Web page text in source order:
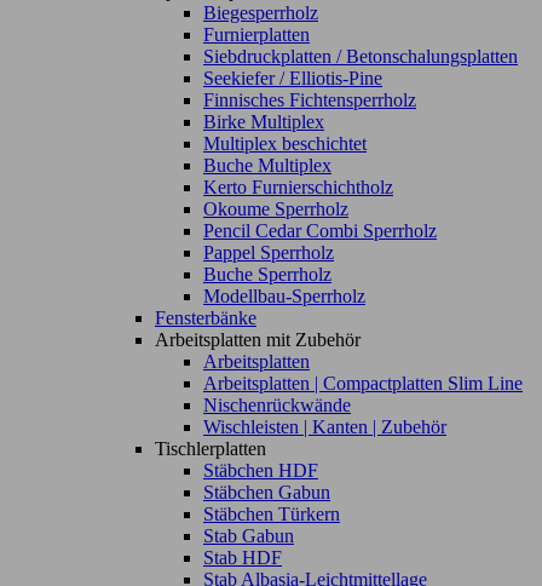
Biegesperrholz
Furnierplatten
Siebdruckplatten / Betonschalungsplatten
Seekiefer / Elliotis-Pine
Finnisches Fichtensperrholz
Birke Multiplex
Multiplex beschichtet
Buche Multiplex
Kerto Furnierschichtholz
Okoume Sperrholz
Pencil Cedar Combi Sperrholz
Pappel Sperrholz
Buche Sperrholz
Modellbau-Sperrholz
Fensterbänke
Arbeitsplatten mit Zubehör
Arbeitsplatten
Arbeitsplatten | Compactplatten Slim Line
Nischenrückwände
Wischleisten | Kanten | Zubehör
Tischlerplatten
Stäbchen HDF
Stäbchen Gabun
Stäbchen Türkern
Stab Gabun
Stab HDF
Stab Albasia-Leichtmittellage